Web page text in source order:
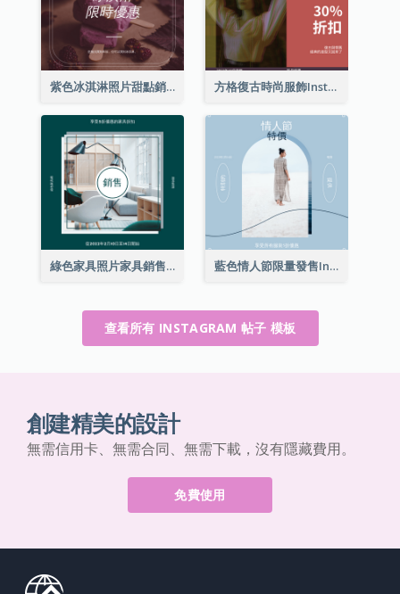
紫色冰淇淋照片甜點銷售Instagram帖子 方格復古時尚服飾Instagram帖子
綠色家具照片家具銷售Instagram帖子 藍色情人節限量發售Instagram帖子
查看所有 INSTAGRAM 帖子 模板
創建精美的設計
無需信用卡、無需合同、無需下載，沒有隱藏費用。
免費使用